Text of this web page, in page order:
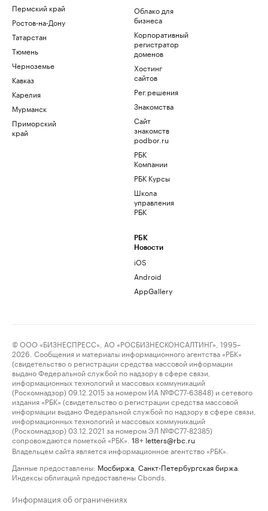
Пермский край
Ростов-на-Дону
Татарстан
Тюмень
Черноземье
Кавказ
Карелия
Мурманск
Приморский
край
Облако для
бизнеса
Корпоративный
регистратор
доменов
Хостинг
сайтов
Рег.решения
Знакомства
Сайт
знакомств
podbor.ru
РБК
Компании
РБК Курсы
Школа
управления
РБК
РБК
Новости
iOS
Android
AppGallery
© ООО «БИЗНЕСПРЕСС», АО «РОСБИЗНЕСКОНСАЛТИНГ», 1995–
2026. Сообщения и материалы информационного агентства «РБК»
(свидетельство о регистрации средства массовой информации
выдано Федеральной службой по надзору в сфере связи,
информационных технологий и массовых коммуникаций
(Роскомнадзор) 09.12.2015 за номером ИА №ФС77-63848) и сетевого
издания «РБК» (свидетельство о регистрации средства массовой
информации выдано Федеральной службой по надзору в сфере связи,
информационных технологий и массовых коммуникаций
(Роскомнадзор) 03.12.2021 за номером ЭЛ №ФС77-82385)
сопровождаются пометкой «РБК».
18+ letters@rbc.ru
Владельцем сайта является информационное агентство «РБК».
Данные предоставлены: Мосбиржа Санкт-Петербургская биржа
Индексы облигаций предоставлены Cbonds.
Информация об ограничениях